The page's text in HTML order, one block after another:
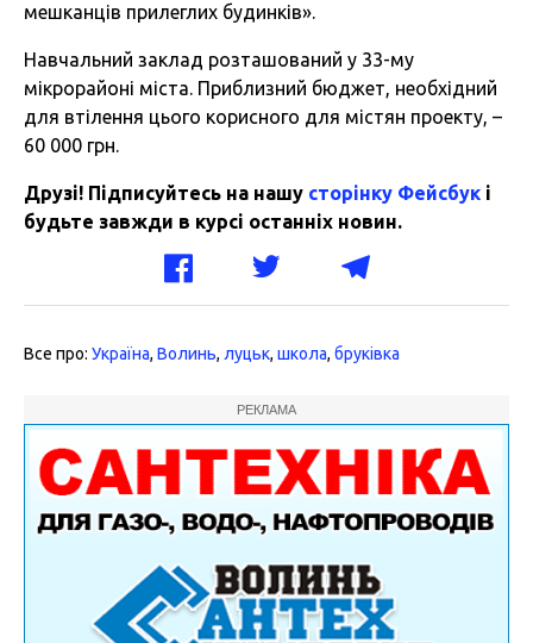
мешканців прилеглих будинків».
Навчальний заклад розташований у 33-му
мікрорайоні міста. Приблизний бюджет, необхідний
для втілення цього корисного для містян проекту, –
60 000 грн.
Друзі! Підписуйтесь на нашу сторінку Фейсбук і
будьте завжди в курсі останніх новин.
Все про: Україна, Волинь, луцьк, школа, бруківка
РЕКЛАМА